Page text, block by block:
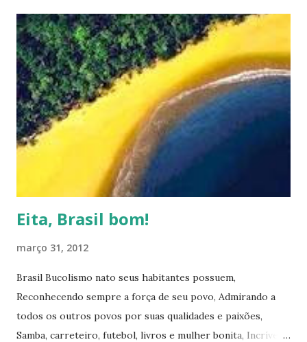
Não posso garantir quando — ou se — retornarei. Neste
momento, minha prioridade precisa ser cuidar da minha
saúde e buscar qualidade de vida dentro das limitações que
enfrento. Quero agradecer imensamente a cada um de
vocês que esteve comigo, que leu, comentou, compartilho...
Eita, Brasil bom!
março 31, 2012
Brasil Bucolismo nato seus habitantes possuem,
Reconhecendo sempre a força de seu povo, Admirando a
todos os outros povos por suas qualidades e paixões,
Samba, carreteiro, futebol, livros e mulher bonita, Incrível